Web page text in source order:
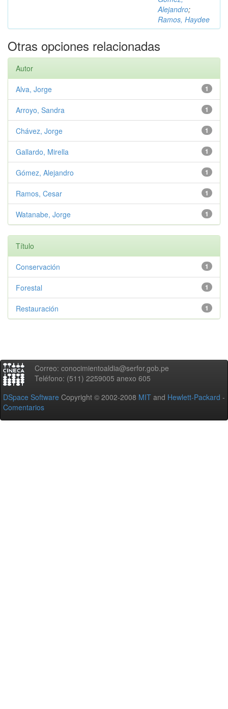
Alejandro;
Ramos, Haydee
Otras opciones relacionadas
Autor
1
Alva, Jorge
1
Arroyo, Sandra
1
Chávez, Jorge
1
Gallardo, Mirella
1
Gómez, Alejandro
1
Ramos, Cesar
1
Watanabe, Jorge
Título
1
Conservación
1
Forestal
1
Restauración
Correo: conocimientoaldia@serfor.gob.pe
Teléfono: (511) 2259005 anexo 605
DSpace Software Copyright © 2002-2008 MIT and Hewlett-Packard -
Comentarios